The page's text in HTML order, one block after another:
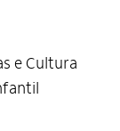
e Cultura